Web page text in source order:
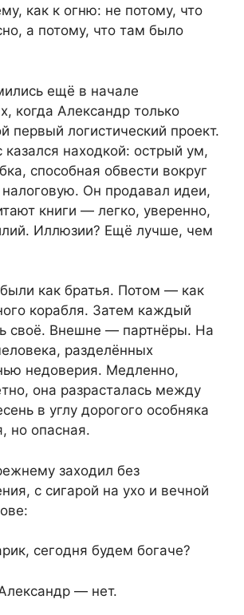
как к огню: не потому, что
а потому, что там было
ещё в начале
когда Александр только
первый логистический проект.
казался находкой: острый ум,
способная обвести вокруг
Он продавал идеи,
книги — легко, уверенно,
Иллюзии? Ещё лучше, чем
как братья. Потом — как
корабля. Затем каждый
своё. Внешне — партнёры. На
разделённых
недоверия. Медленно,
она разрасталась между
в углу дорогого особняка
но опасная.
заходил без
с сигарой на ухо и вечной
сегодня будем богаче?
— нет.